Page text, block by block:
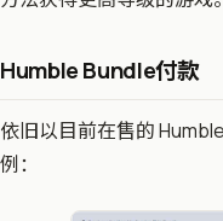
Humble Bundle付款​
依旧以目前在售的
例：